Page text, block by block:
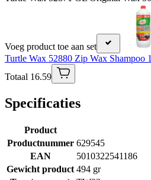
Voeg product toe aan set
Turtle Wax 52880 Zip Wax Shampoo
Totaal 16.59
Specificaties
Product
Productnummer 629545
EAN
5010322541186
Gewicht product 494 gr